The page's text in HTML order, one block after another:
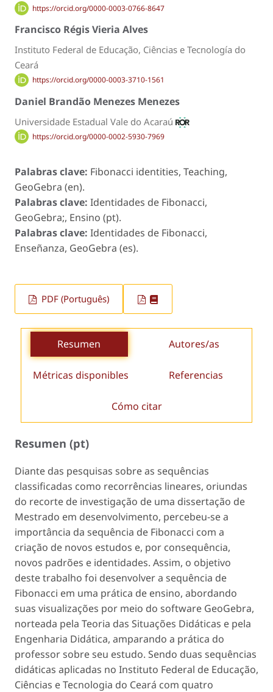
https://orcid.org/0000-0003-0766-8647
Francisco Régis Vieria Alves
Instituto Federal de Educação, Ciências e Tecnología do
Ceará
https://orcid.org/0000-0003-3710-1561
Daniel Brandão Menezes Menezes
Universidade Estadual Vale do Acaraú
https://orcid.org/0000-0002-5930-7969
Palabras clave: Fibonacci identities, Teaching,
GeoGebra (en).
Palabras clave: Identidades de Fibonacci,
GeoGebra;, Ensino (pt).
Palabras clave: Identidades de Fibonacci,
Enseñanza, GeoGebra (es).
PDF (Português)
Resumen Autores/as
Métricas disponibles Referencias
Cómo citar
Resumen (pt)
Diante das pesquisas sobre as sequências
classificadas como recorrências lineares, oriundas
do recorte de investigação de uma dissertação de
Mestrado em desenvolvimento, percebeu-se a
importância da sequência de Fibonacci com a
criação de novos estudos e, por consequência,
novos padrões e identidades. Assim, o objetivo
deste trabalho foi desenvolver a sequência de
Fibonacci em uma prática de ensino, abordando
suas visualizações por meio do software GeoGebra,
norteada pela Teoria das Situações Didáticas e pela
Engenharia Didática, amparando a prática do
professor sobre seu estudo. Sendo duas sequências
didáticas aplicadas no Instituto Federal de Educação,
Ciências e Tecnologia do Ceará com quatro